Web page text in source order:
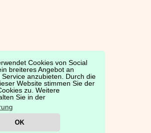
Cookies von Social
breiteres Angebot an
anzubieten. Durch die
Website stimmen Sie der
zu. Weitere
Sie in der
OK